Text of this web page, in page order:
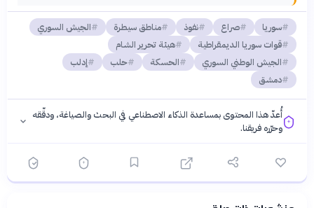
سوريا صراع نفوذ مناطق سيطرة
الجيش السوري
قوات سوريا الديمقراطية
هيئة تحرير الشام
الجيش الوطني السوري
الحسكة حلب
إدلب
دمشق
أُعدّ هذا المحتوى بمساعدة الذكاء الاصطناعي في البحث والصياغة، ودقّقه
وحرّره فريقنا.